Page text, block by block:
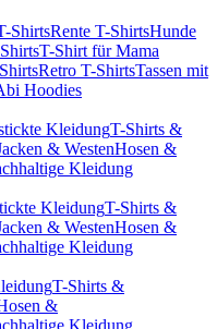
ShirtsRente T-ShirtsHunde
T-Shirt für Mama
Retro T-ShirtsTassen mit
Hoodies
KleidungT-Shirts &
& WestenHosen &
Kleidung
KleidungT-Shirts &
& WestenHosen &
Kleidung
T-Shirts &
&
Kleidung